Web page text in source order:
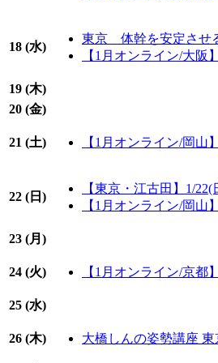
18 (水)
東京 体幹を安定させ
【1月オンライン/大阪
19 (木)
20 (金)
21 (土) 【1月オンライン/岡山
22 ( 日 )
【東京・江古田】1/
【1月オンライン/岡山
23 (月 )
24 (火) 【1月オンライン/京都
25 (水)
26 (木) 大橋しんの姿勢講座